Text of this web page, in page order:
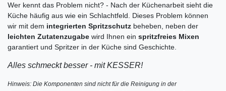
Wer kennt das Problem nicht? - Nach der Küchenarbeit sieht die
Küche häufig aus wie ein Schlachtfeld. Dieses Problem können
wir mit dem integrierten Spritzschutz beheben, neben der
leichten Zutatenzugabe wird Ihnen ein spritzfreies Mixen
garantiert und Spritzer in der Küche sind Geschichte.
Alles schmeckt besser - mit KESSER!
Hinweis: Die Komponenten sind nicht für die Reinigung in der